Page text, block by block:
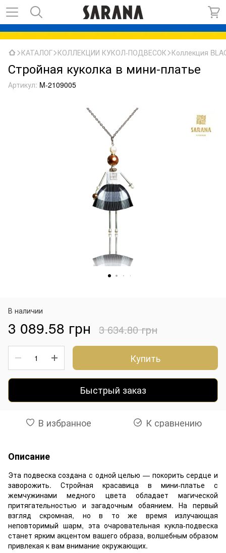
КАТАЛОГ КОЛЛЕКЦИИ КУКОЛ-ПОДВЕСОК Коллекция
Стройная куколка в мини-платье
Артикул: M-2109005
В наличии
3 089.58 грн 3 634.80 грн
Купить
Быстрый заказ
В избранное К сравнению
Описание
Эта подвеска создана с одной целью — покорить сердце и
заворожить. Стройная красавица в мини-платье с
жемчужинами медного цвета обладает магической
притягательностью и загадочным обаянием. На первый
взгляд скромная, но в то же время излучающая
неповторимый шарм, эта очаровательная кукла-подвеска
станет ярким акцентом вашего образа, волшебным образом
привлекая к вам внимание окружающих.